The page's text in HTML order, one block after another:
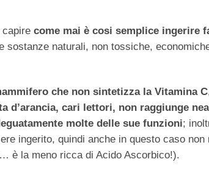
capire come mai è cosi semplice ingerire
sostanze naturali, non tossiche,
che non sintetizza la Vitamina C
d’arancia, cari lettori, non raggiunge
molte delle sue funzioni;
ingerito, quindi anche in questo caso non
è la meno ricca di Acido Ascorbico!).